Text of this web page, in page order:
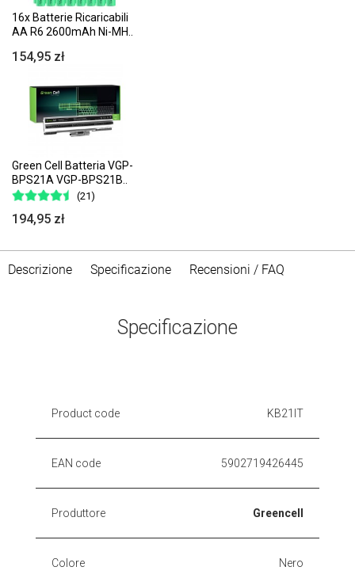
16x Batterie Ricaricabili
AA R6 2600mAh Ni-MH..
154,95 zł
Green Cell Batteria VGP-
BPS21A VGP-BPS21B..
(21)
194,95 zł
Descrizione Specificazione Recensioni / FAQ
Specificazione
Product code KB21IT
EAN code 5902719426445
Produttore Greencell
Colore Nero